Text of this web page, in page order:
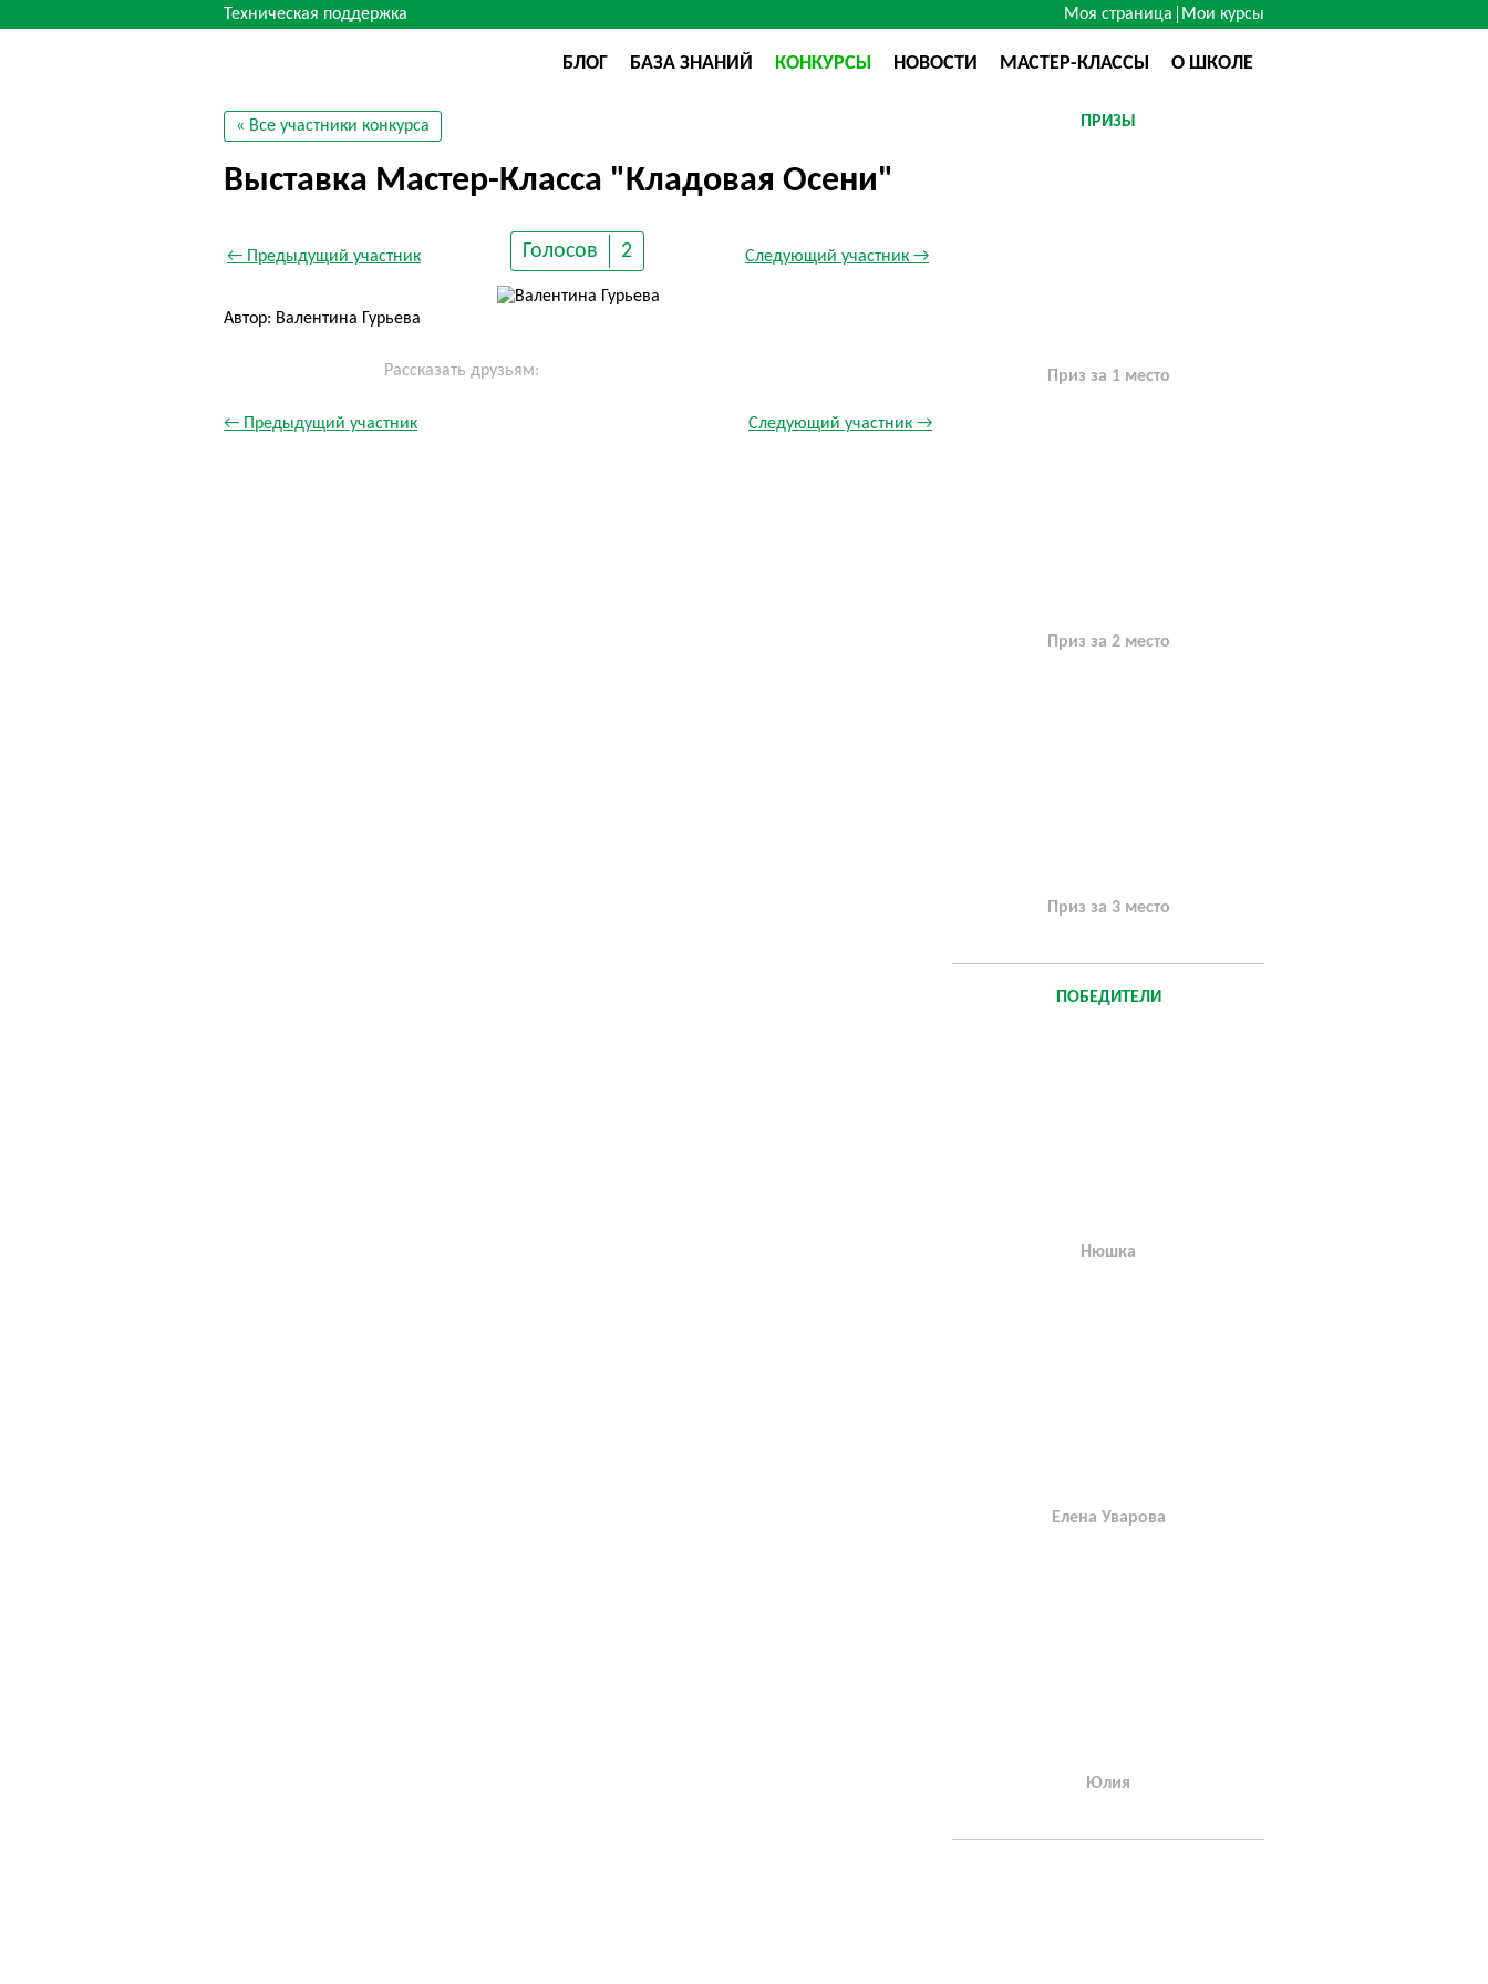
Техническая поддержка Моя страница Мои курсы
БЛОГ БАЗА ЗНАНИЙ КОНКУРСЫ НОВОСТИ МАСТЕР-КЛАССЫ О ШКОЛЕ
ПРИЗЫ
Приз за 1 место
Приз за 2 место
Приз за 3 место
ПОБЕДИТЕЛИ
Нюшка
Елена Уварова
Юлия
« Все участники конкурса
Выставка Мастер-Класса "Кладовая Осени"
← Предыдущий участник Голосов 2 Следующий участник →
Автор: Валентина Гурьева
Рассказать друзьям:
← Предыдущий участник Следующий участник →